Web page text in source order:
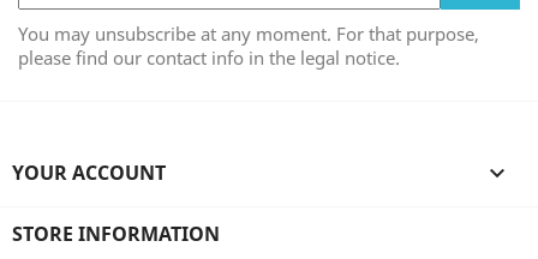
You may unsubscribe at any moment. For that purpose,
please find our contact info in the legal notice.
YOUR ACCOUNT 
STORE INFORMATION